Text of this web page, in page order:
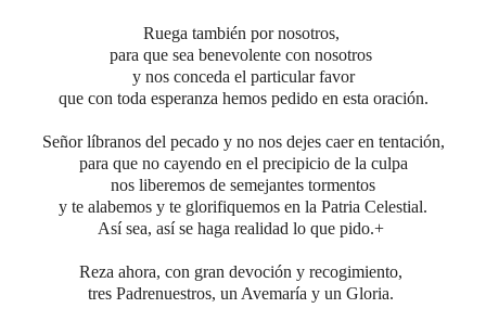
Ruega también por nosotros,
para que sea benevolente con nosotros
y nos conceda el particular favor
que con toda esperanza hemos pedido en esta oración.
Señor líbranos del pecado y no nos dejes caer en tentación,
para que no cayendo en el precipicio de la culpa
nos liberemos de semejantes tormentos
y te alabemos y te glorifiquemos en la Patria Celestial.
Así sea, así se haga realidad lo que pido.+
Reza ahora, con gran devoción y recogimiento,
tres Padrenuestros, un Avemaría y un Gloria.